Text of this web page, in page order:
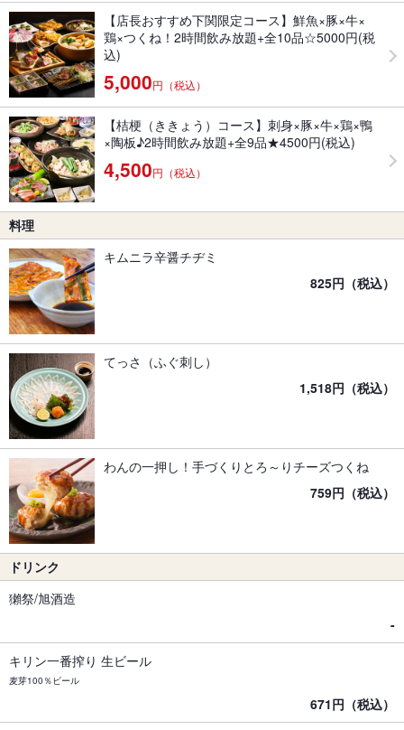
【店長おすすめ下関限定コース】鮮魚×豚×牛×
鶏×つくね！2時間飲み放題+全10品☆5000円(税
込)
5,000円（税込）
【桔梗（ききょう）コース】刺身×豚×牛×鶏×鴨
×陶板♪2時間飲み放題+全9品★4500円(税込)
4,500円（税込）
料理
キムニラ辛醤チヂミ
825円（税込）
てっさ（ふぐ刺し）
1,518円（税込）
わんの一押し！手づくりとろ～りチーズつくね
759円（税込）
ドリンク
獺祭/旭酒造
-
キリン一番搾り 生ビール
麦芽100％ビール
671円（税込）